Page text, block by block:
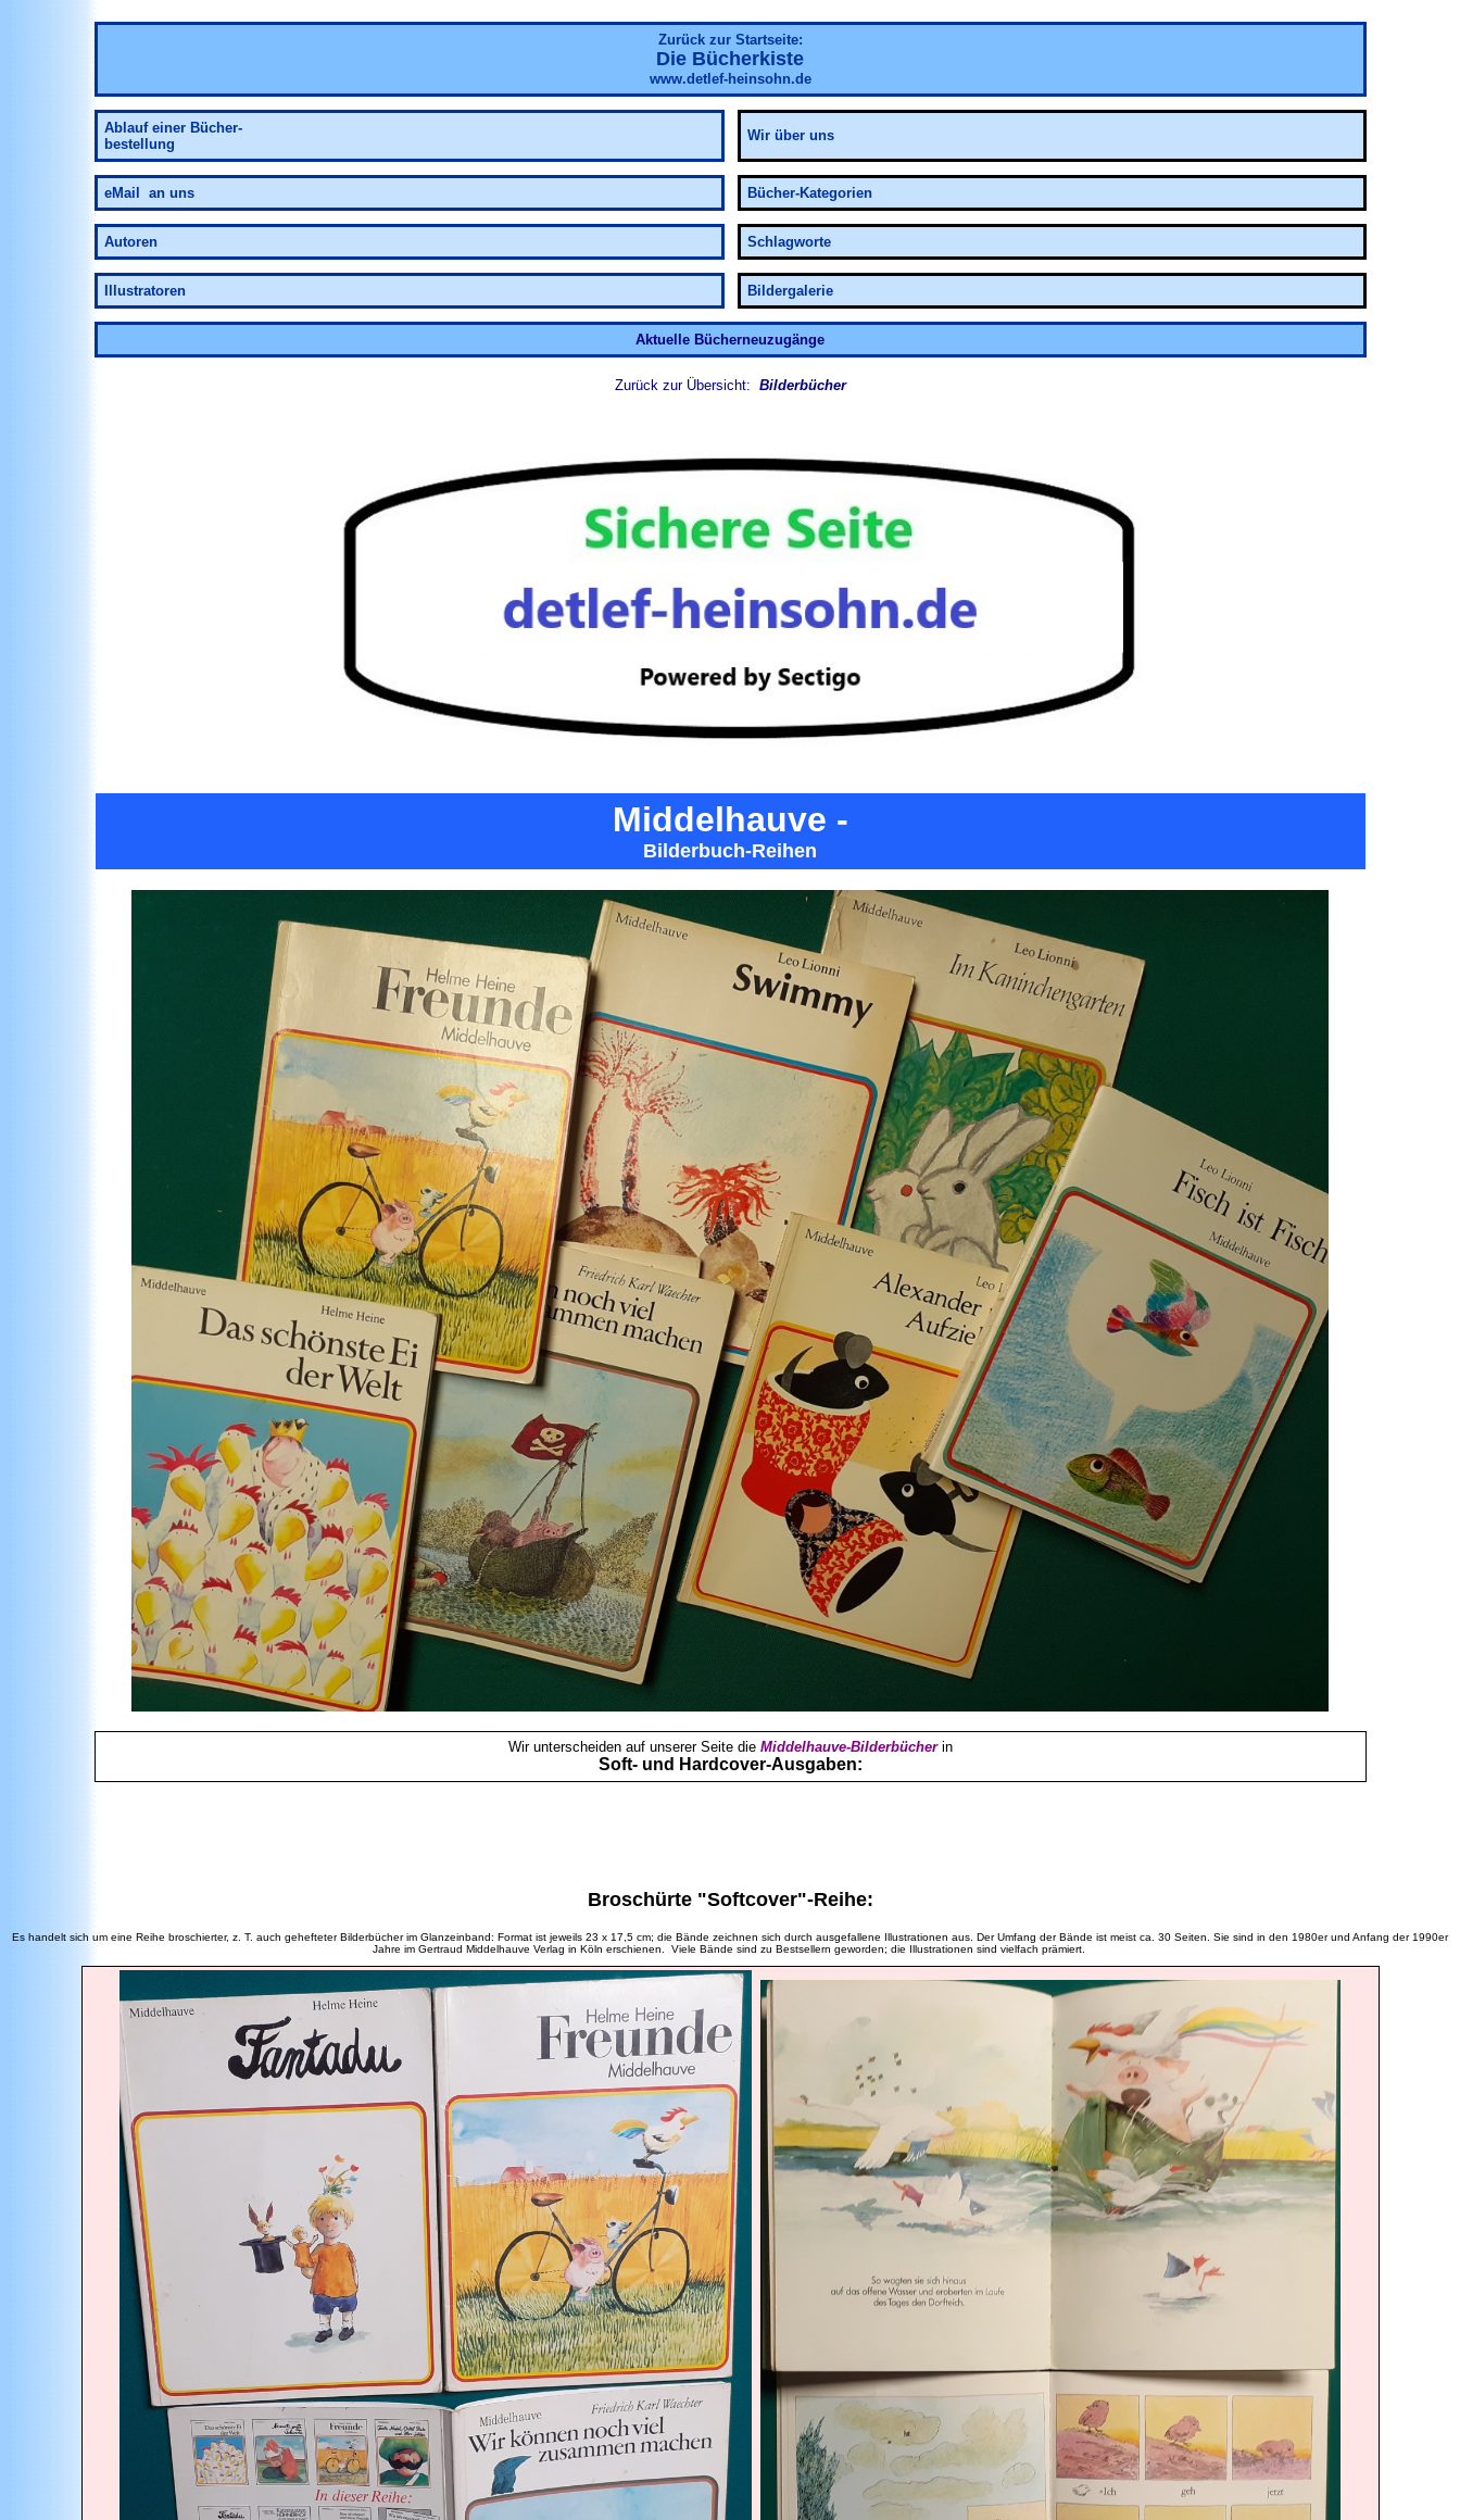
Zurück zur Startseite:
Die Bücherkiste
www.detlef-heinsohn.de
Ablauf einer Bücher-
bestellung
Wir über uns
eMail an uns Bücher-Kategorien
Autoren Schlagworte
Illustratoren Bildergalerie
Aktuelle Bücherneuzugänge
Zurück zur Übersicht: Bilderbücher
Middelhauve -
Bilderbuch-Reihen
Wir unterscheiden auf unserer Seite die Middelhauve-Bilderbücherin
Soft- und Hardcover-Ausgaben:
Broschürte "Softcover"-Reihe:
Es handelt sich um eine Reihe broschierter, z. T. auch gehefteter Bilderbücher im Glanzeinband: Format ist jeweils 23 x 17,5 cm; die Bände zeichnen sich durch ausgefallene Illustrationen aus. Der Umfang der Bände ist meist ca. 30 Seiten. Sie sind in den 1980er und Anfang der 1990er
Jahre im Gertraud Middelhauve Verlag in Köln erschienen. Viele Bände sind zu Bestsellern geworden; die Illustrationen sind vielfach prämiert.